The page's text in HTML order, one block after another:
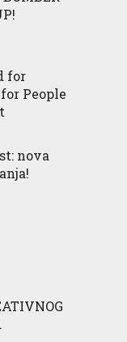
for
People
nova